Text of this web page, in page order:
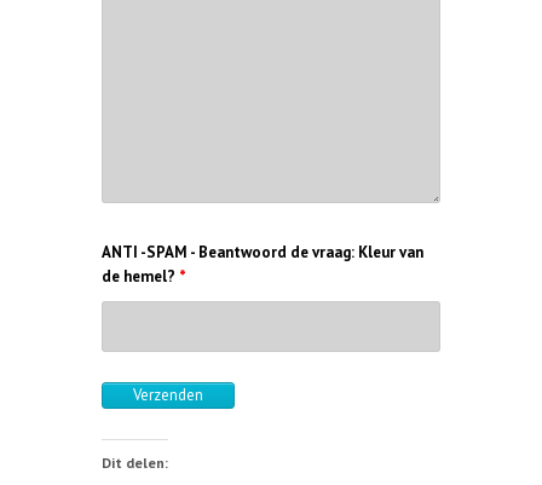
ANTI -SPAM - Beantwoord de vraag: Kleur van
de hemel? *
Dit delen: